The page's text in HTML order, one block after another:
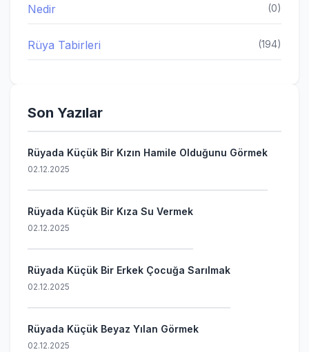
Nedir (0)
Rüya Tabirleri (194)
Son Yazılar
Rüyada Küçük Bir Kızın Hamile Olduğunu Görmek
02.12.2025
Rüyada Küçük Bir Kıza Su Vermek
02.12.2025
Rüyada Küçük Bir Erkek Çocuğa Sarılmak
02.12.2025
Rüyada Küçük Beyaz Yılan Görmek
02.12.2025